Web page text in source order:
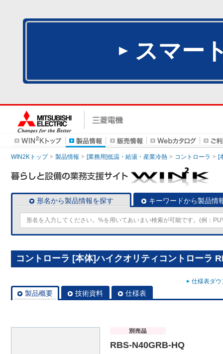
スマー
WIN2Kトップ 製品情報 [業務用]低温・給湯・産業冷熱 コントローラ [
形名から製品情報を探す キーワードから製品情
コントローラ [本体]ハイクオリティコントローラ
仕様表ダ
製品概要 技術資料 仕様表
RBS-N40GRB-HQ